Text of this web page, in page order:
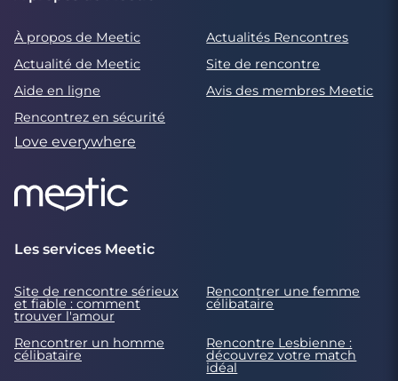
À propos de Meetic
Actualités Rencontres
Actualité de Meetic
Site de rencontre
Aide en ligne
Avis des membres Meetic
Rencontrez en sécurité
Love everywhere
Les services Meetic
Site de rencontre sérieux
et fiable : comment
trouver l'amour
Rencontrer une femme
célibataire
Rencontrer un homme
célibataire
Rencontre Lesbienne :
découvrez votre match
idéal